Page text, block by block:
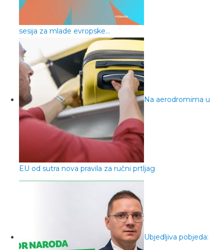
sesija za mlade evropske…
Na aerodromima u
EU od sutra nova pravila za ručni prtljag
Ubjedljiva pobjeda: